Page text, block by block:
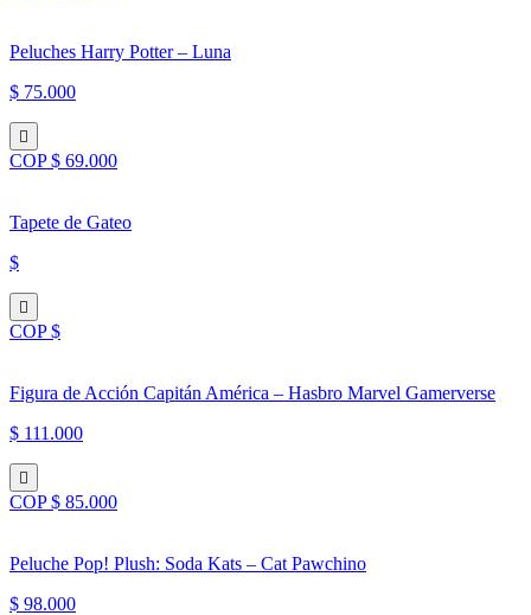
Peluches Harry Potter – Luna
$ 75.000
COP $ 69.000
Tapete de Gateo
$
COP $
Figura de Acción Capitán América – Hasbro Marvel Gamerverse
$ 111.000
COP $ 85.000
Peluche Pop! Plush: Soda Kats – Cat Pawchino
$ 98.000